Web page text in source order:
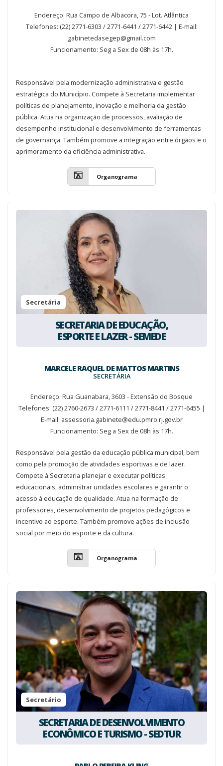
Endereço: Rua Campo de Albacora, 75 - Lot. Atlântica
Telefones: (22) 2771-6303 / 2771-6441 / 2771-6442 | E-mail:
gabinetedasegep@gmail.com
Funcionamento: Seg a Sex de 08h às 17h.
Responsável pela modernização administrativa e gestão
estratégica do Município. Compete à Secretaria implementar
políticas de planejamento, inovação e melhoria da gestão
pública. Atua na organização de processos, avaliação de
desempenho institucional e desenvolvimento de ferramentas
de governança. Também promove a integração entre órgãos e o
aprimoramento da eficiência administrativa.
Organograma
Secretária
SECRETARIA DE EDUCAÇÃO,
ESPORTE E LAZER - SEMEDE
MARCELE RAQUEL DE MATTOS MARTINS
SECRETÁRIA
Endereço: Rua Guanabara, 3603 - Extensão do Bosque
Telefones: (22) 2760-2673 / 2771-6111 / 2771-8441 / 2771-6455 |
E-mail: assessoria.gabinete@edu.pmro.rj.gov.br
Funcionamento: Seg a Sex de 08h às 17h.
Responsável pela gestão da educação pública municipal, bem
como pela promoção de atividades esportivas e de lazer.
Compete à Secretaria planejar e executar políticas
educacionais, administrar unidades escolares e garantir o
acesso à educação de qualidade. Atua na formação de
professores, desenvolvimento de projetos pedagógicos e
incentivo ao esporte. Também promove ações de inclusão
social por meio do esporte e da cultura.
Organograma
Secretário
SECRETARIA DE DESENVOLVIMENTO
ECONÔMICO E TURISMO - SEDTUR